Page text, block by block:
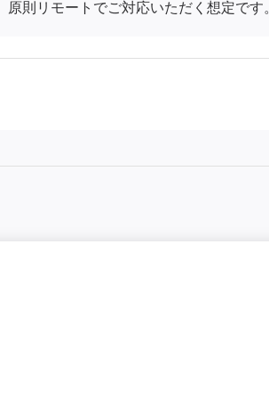
則リモートでご対応いただく想定です